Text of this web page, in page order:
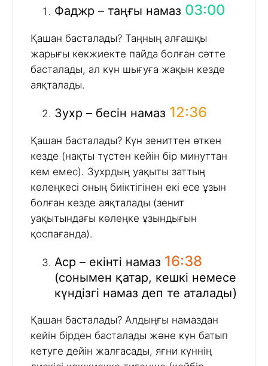
Фаджр – таңғы намаз 03:00
Қашан басталады? Таңның алғашқы
жарығы көкжиекте пайда болған сәтте
басталады, ал күн шығуға жақын кезде
аяқталады.
Зухр – бесін намаз 12:36
Қашан басталады? Күн зениттен өткен
кезде (нақты түстен кейін бір минуттан
кем емес). Зухрдың уақыты заттың
көлеңкесі оның биіктігінен екі есе ұзын
болған кезде аяқталады (зенит
уақытындағы көлеңке ұзындығын
қоспағанда).
Аср – екінті намаз 16:38
(сонымен қатар, кешкі немесе
күндізгі намаз деп те аталады)
Қашан басталады? Алдыңғы намаздан
кейін бірден басталады және күн батып
кетуге дейін жалғасады, яғни күннің